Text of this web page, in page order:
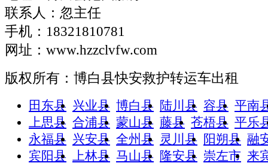
联系人：忽主任
手机：18321810781
网址：www.hzzclvfw.com
版权所有：博白县快安救护转运车出租
田东县 兴业县 博白县 陆川县 容县 平南
上思县 合浦县 蒙山县 藤县 苍梧县 平乐
永福县 兴安县 全州县 灵川县 阳朔县 融
宾阳县
上林县 马山县 隆安县 崇左市 来